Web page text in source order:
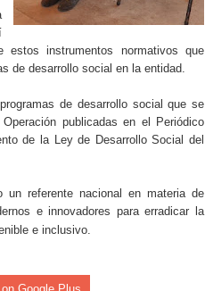
instrumentos normativos que
de desarrollo social en la entidad.
de desarrollo social que se
publicadas en el Periódico
de la Ley de Desarrollo Social del
referente nacional en materia de
e innovadores para erradicar la
e inclusivo.